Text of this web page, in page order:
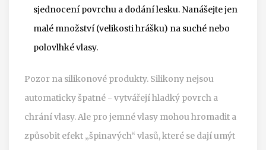
sjednocení povrchu a dodání lesku. Nanášejte jen
malé množství (velikosti hrášku) na suché nebo
polovlhké vlasy.
Pozor na silikonové produkty. Silikony nejsou
automaticky špatné - vytvářejí hladký povrch a
chrání vlasy. Ale pro jemné vlasy mohou hromadit a
způsobit efekt „špinavých“ vlasů, které se dají umýt